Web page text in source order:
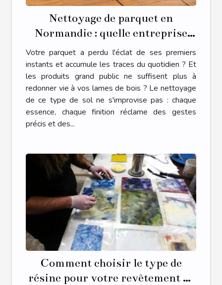
Nettoyage de parquet en
Normandie : quelle entreprise
spécialisée contacter ?
Votre parquet a perdu l'éclat de ses premiers
instants et accumule les traces du quotidien ? Et
les produits grand public ne suffisent plus à
redonner vie à vos lames de bois ? Le nettoyage
de ce type de sol ne s'improvise pas : chaque
essence, chaque finition réclame des gestes
précis et des...
Comment choisir le type de
résine pour votre revêtement de